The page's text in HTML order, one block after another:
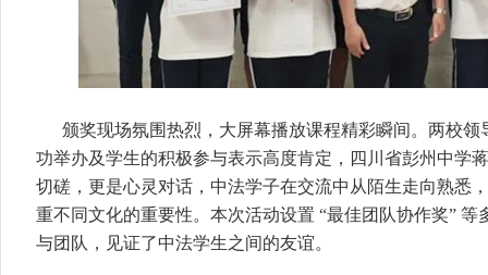
颁奖现场氛围热烈，大屏幕播放课程精彩瞬间。两校
功举办及学生的积极参与表示高度肯定，四川省彭州中学
切磋，更是心灵对话，中法学子在交流中从陌生走向熟悉
重不同文化的重要性。本次活动设置 “最佳团队协作奖”
与团队，见证了中法学生之间的友谊。